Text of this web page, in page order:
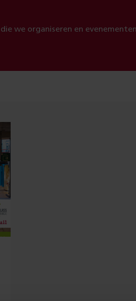
we organiseren en evenementen